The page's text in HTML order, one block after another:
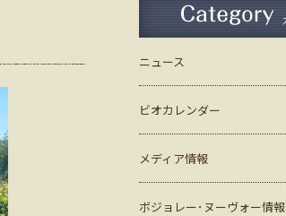
ニュース
ビオカレンダー
メディア情報
ボジョレー･ヌーヴォー情報